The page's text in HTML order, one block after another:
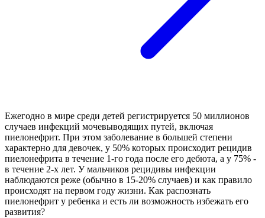
Ежегодно в мире среди детей регистрируется 50 миллионов
случаев инфекций мочевыводящих путей, включая
пиелонефрит. При этом заболевание в большей степени
характерно для девочек, у 50% которых происходит рецидив
пиелонефрита в течение 1-го года после его дебюта, а у 75% -
в течение 2-х лет. У мальчиков рецидивы инфекции
наблюдаются реже (обычно в 15-20% случаев) и как правило
происходят на первом году жизни. Как распознать
пиелонефрит у ребенка и есть ли возможность избежать его
развития?